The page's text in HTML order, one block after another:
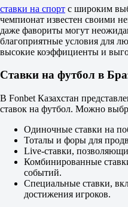
2.05
1X
12
X2
1.73
1.30
1
2
0
2.45
1.52
Тотал
ставки на спорт с широким
чемпионат известен своими
даже фавориты могут
благоприятные условия для
высокие коэффициенты и
Ставки на футбол в
В Fonbet Казахстан
ставок на футбол. Можно
Одиночные ставки на
Тоталы и форы для
Live-ставки,
Комбинированные
событий.
Специальные ставки,
достижения игроков.